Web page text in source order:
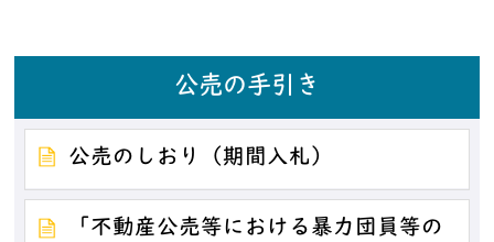
公売の手引き
公売のしおり（期間入札）
「不動産公売等における暴力団員等の